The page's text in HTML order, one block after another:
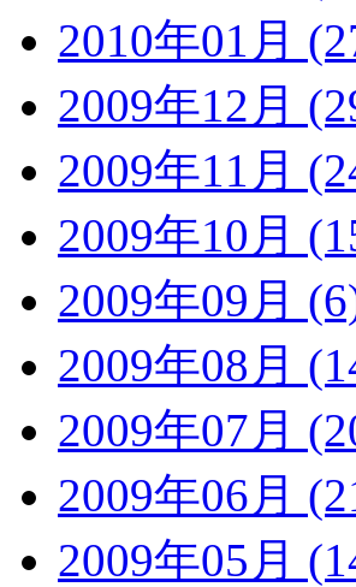
2010年01月
2009年12月
2009年11月
2009年10月
2009年09月
2009年08月
2009年07月
2009年06月
2009年05月